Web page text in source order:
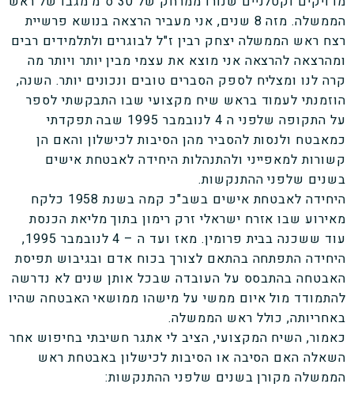
הממשלה. מזה 8 שנים, אני מעביר הרצאה בנושא פרשיית
רצח ראש הממשלה יצחק רבין ז"ל לבוגרים ולתלמידים רבים
ומהרצאה להרצאה אני מוצא את עצמי מבין יותר ויותר מה
קרה לנו ומצליח לספק הסברים טובים ונכונים יותר. השנה,
הוזמנתי לעמוד בראש שיח מקצועי שבו התבקשתי לספר
על התקופה שלפני ה 4 לנובמבר 1995 שבה תפקדתי
כמאבטח ולנסות להסביר מהן הסיבות לכישלון והאם הן
קשורות למאפייני ולהתנהלות היחידה לאבטחת אישים
בשנים שלפני ההתנקשות.
היחידה לאבטחת אישים בשב"כ קמה בשנת 1958 כלקח
מאירוע שבו אזרח ישראלי זרק רימון בתוך מליאת הכנסת
עוד ששכנה בבית פרומין. מאז ועד ה – 4 לנובמבר 1995,
היחידה התפתחה בהתאם לצורך בכוח אדם ובגיבוש תפיסת
האבטחה בהתבסס על העובדה שבכל אותן שנים לא נדרשה
להתמודד מול איום ממשי על מישהו ממושאי האבטחה שהיו
באחריותה, כולל ראש הממשלה.
כאמור, השיח המקצועי, הציב לי אתגר חשיבתי בחיפוש אחר
השאלה האם הסיבה או הסיבות לכישלון באבטחת ראש
הממשלה מקורן בשנים שלפני ההתנקשות: